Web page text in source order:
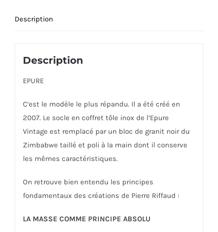
Description
Description
EPURE
C’est le modèle le plus répandu. Il a été créé en
2007. Le socle en coffret tôle inox de l’Epure
Vintage est remplacé par un bloc de granit noir du
Zimbabwe taillé et poli à la main dont il conserve
les mêmes caractéristiques.
On retrouve bien entendu les principes
fondamentaux des créations de Pierre Riffaud :
LA MASSE COMME PRINCIPE ABSOLU